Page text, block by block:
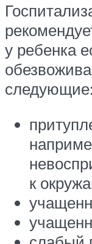
у ребенка
следующие:
к